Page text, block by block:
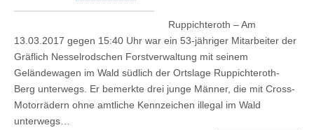
Ruppichteroth – Am
13.03.2017 gegen 15:40 Uhr war ein 53-jähriger Mitarbeiter der
Gräflich Nesselrodschen Forstverwaltung mit seinem
Geländewagen im Wald südlich der Ortslage Ruppichteroth-
Berg unterwegs. Er bemerkte drei junge Männer, die mit Cross-
Motorrädern ohne amtliche Kennzeichen illegal im Wald
unterwegs…